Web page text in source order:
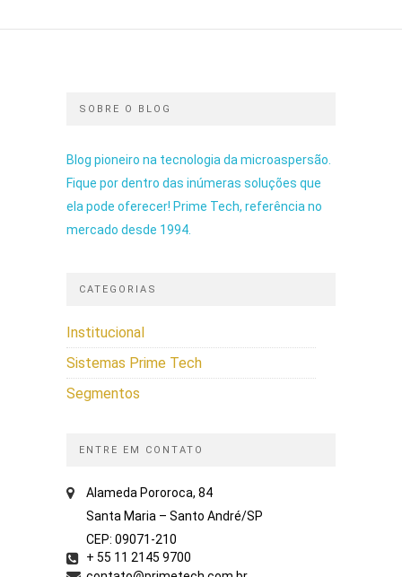
SOBRE O BLOG
Blog pioneiro na tecnologia da microaspersão.
Fique por dentro das inúmeras soluções que
ela pode oferecer! Prime Tech, referência no
mercado desde 1994.
CATEGORIAS
Institucional
Sistemas Prime Tech
Segmentos
ENTRE EM CONTATO
Alameda Pororoca, 84
Santa Maria – Santo André/SP
CEP: 09071-210
+ 55 11 2145 9700